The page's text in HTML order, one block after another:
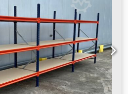
79,5 cm. - 56 x Unterzug /
- Modell : BLT , Type
Kg Fachlast, bei gleichmäßig
x Lagerebenen. - Spanplatte ,
verzinkt - Neuware ab
Die Vormontage der
kleinen Aufpreis von 6€/Netto
-- SOFORT MEHRFACH
€ Netto zzgl. gesetzlich